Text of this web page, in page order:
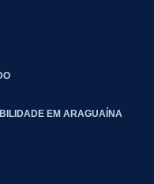
EM ARAGUAÍNA